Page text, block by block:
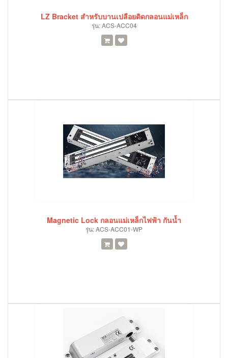
LZ Bracket สำหรับบานเปลือยติดกลอนแม่เหล็ก
รุ่น:ACS-ACC04
Magnetic Lock กลอนแม่เหล็กไฟฟ้า กันน้ำ
รุ่น:ACS-ACC01-WP